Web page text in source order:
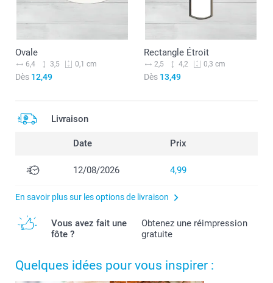
Ovale
6,4 3,5 0,1 cm
Dès 12,49
Rectangle Étroit
2,5 4,2 0,3 cm
Dès13,49
Livraison
Date Prix
12/08/2026 4,99
En savoir plus sur les options de livraison
Vous avez fait une
fôte ?
Obtenez une réimpression
gratuite
Quelques idées pour vous inspirer :